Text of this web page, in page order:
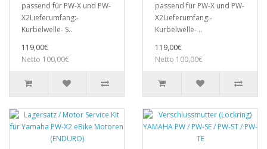
passend für PW-X und PW-
X2Lieferumfang:-
Kurbelwelle- S..
119,00€
Netto 100,00€
passend für PW-X und PW-
X2Lieferumfang:-
Kurbelwelle- ..
119,00€
Netto 100,00€